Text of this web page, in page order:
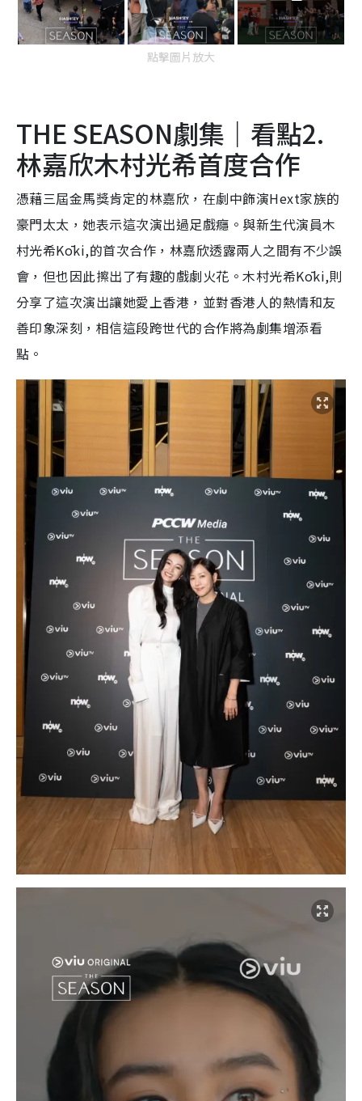
點擊圖片放大
THE SEASON劇集｜看點2.
林嘉欣木村光希首度合作
憑藉三屆金馬獎肯定的林嘉欣，在劇中飾演Hext家族的
豪門太太，她表示這次演出過足戲癮。與新生代演員木
村光希Kōki,的首次合作，林嘉欣透露兩人之間有不少誤
會，但也因此擦出了有趣的戲劇火花。木村光希Kōki,則
分享了這次演出讓她愛上香港，並對香港人的熱情和友
善印象深刻，相信這段跨世代的合作將為劇集增添看
點。